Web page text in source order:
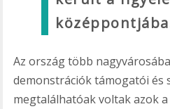
Az ország több
demonstrációk támogatói és
megtalálhatóak voltak azok a